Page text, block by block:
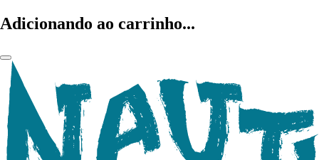
Adicionando ao carrinho...